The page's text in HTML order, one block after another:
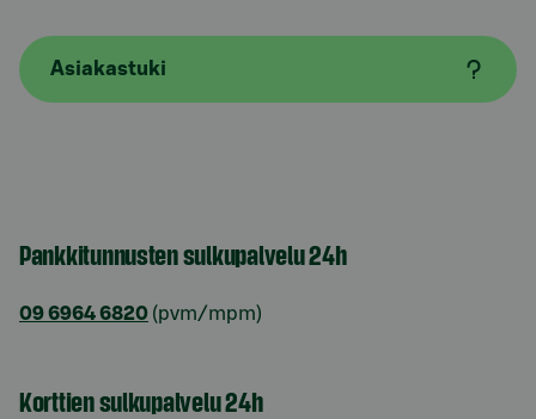
Asiakastuki
Pankkitunnusten sulkupalvelu 24h
09 6964 6820 (pvm/mpm)
Korttien sulkupalvelu 24h